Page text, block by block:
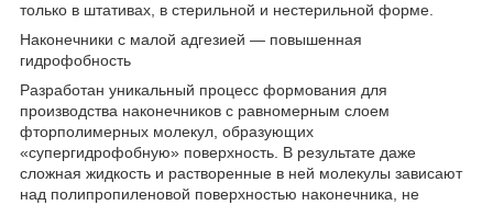
только в штативах, в стерильной и нестерильной форме.
Наконечники с малой адгезией — повышенная
гидрофобность
Разработан уникальный процесс формования для
производства наконечников с равномерным слоем
фторполимерных молекул, образующих
«супергидрофобную» поверхность. В результате даже
сложная жидкость и растворенные в ней молекулы зависают
над полипропиленовой поверхностью наконечника, не